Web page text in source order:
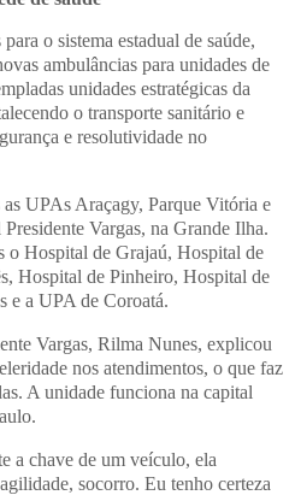
o sistema estadual de saúde,
ambulâncias para unidades de
unidades estratégicas da
o transporte sanitário e
e resolutividade no
UPAs Araçagy, Parque Vitória e
Vargas, na Grande Ilha.
o Hospital de Grajaú, Hospital de
Hospital de Pinheiro, Hospital de
e a UPA de Coroatá.
Vargas, Rilma Nunes, explicou
nos atendimentos, o que faz
A unidade funciona na capital
a chave de um veículo, ela
socorro. Eu tenho certeza